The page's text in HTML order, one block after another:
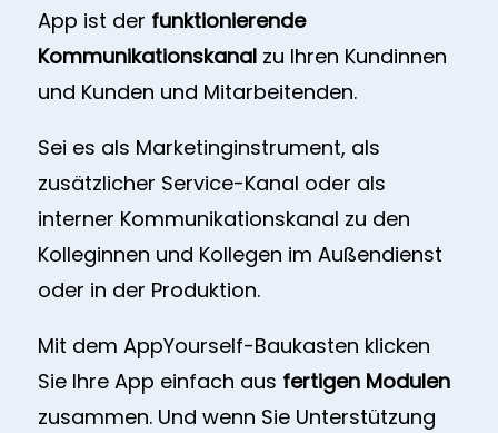
App ist der funktionierende
Kommunikationskanal zu Ihren Kundinnen
und Kunden und Mitarbeitenden.
Sei es als Marketinginstrument, als
zusätzlicher Service-Kanal oder als
interner Kommunikationskanal zu den
Kolleginnen und Kollegen im Außendienst
oder in der Produktion.
Mit dem AppYourself-Baukasten klicken
Sie Ihre App einfach aus fertigen Modulen
zusammen. Und wenn Sie Unterstützung